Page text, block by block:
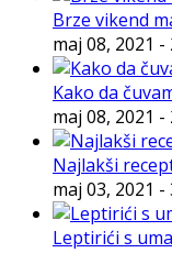
Brze vikend
maj 08, 2021 -
Kako da
maj 08, 2021 -
Najlakši
maj 03, 2021 -
Leptirići s